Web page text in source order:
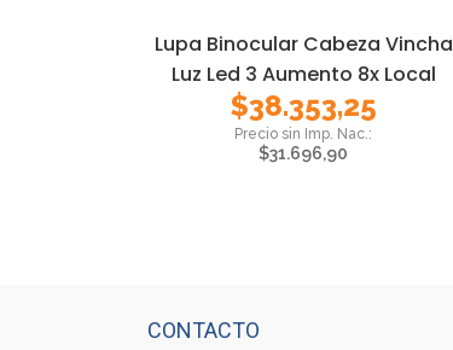
Lupa Binocular Cabeza Vincha
Luz Led 3 Aumento 8x Local
$38.353,25
$31.696,90
CONTACTO